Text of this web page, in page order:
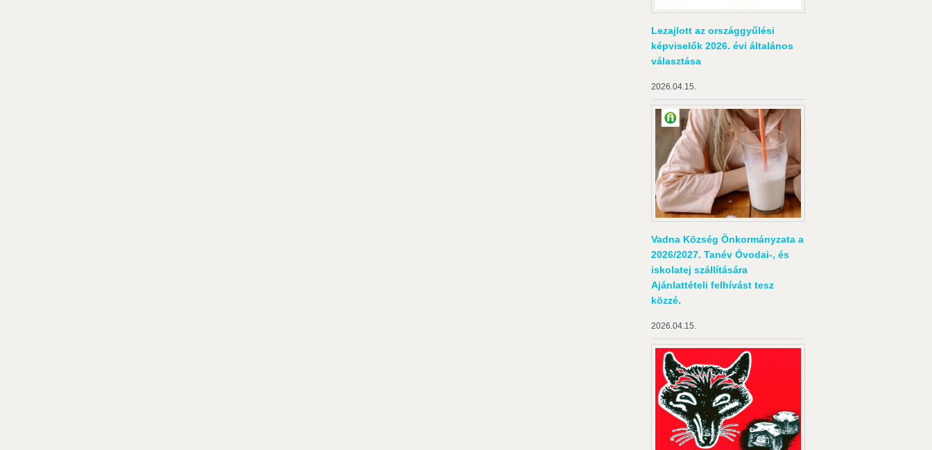
Lezajlott az országgyűlési
képviselők 2026. évi általános
választása
2026.04.15.
Vadna Község Önkormányzata a
2026/2027. Tanév Óvodai-, és
iskolatej szállítására
Ajánlattételi felhívást tesz
közzé.
2026.04.15.